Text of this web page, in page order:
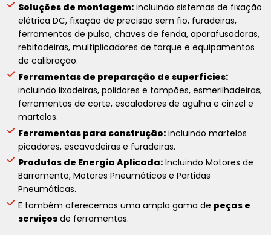
Soluções de montagem: incluindo sistemas de fixação
elétrica DC, fixação de precisão sem fio, furadeiras,
ferramentas de pulso, chaves de fenda, aparafusadoras,
rebitadeiras, multiplicadores de torque e equipamentos
de calibração.
Ferramentas de preparação de superfícies:
incluindo lixadeiras, polidores e tampões, esmerilhadeiras,
ferramentas de corte, escaladores de agulha e cinzel e
martelos.
Ferramentas para construção: incluindo martelos
picadores, escavadeiras e furadeiras.
Produtos de Energia Aplicada: Incluindo Motores de
Barramento, Motores Pneumáticos e Partidas
Pneumáticas.
E também oferecemos uma ampla gama de peças e
serviços de ferramentas.